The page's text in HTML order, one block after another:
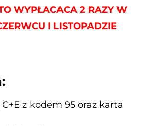
WYPŁACACA 2 RAZY W
I LISTOPADZIE
z kodem 95 oraz karta